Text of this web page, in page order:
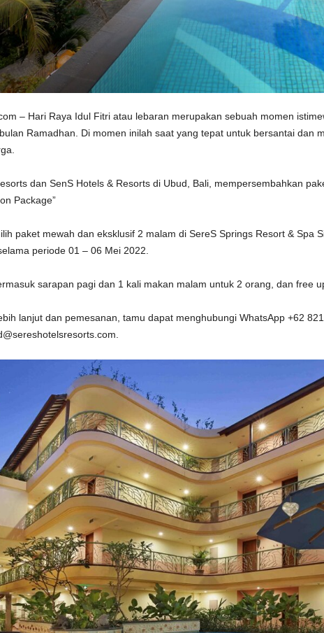
– Hari Raya Idul Fitri atau lebaran merupakan sebuah momen
Ramadhan. Di momen inilah saat yang tepat untuk bersantai dan
dan SenS Hotels & Resorts di Ubud, Bali, mempersembahkan
Package”
paket mewah dan eksklusif 2 malam di SereS Springs Resort & Spa
periode 01 – 06 Mei 2022.
sarapan pagi dan 1 kali makan malam untuk 2 orang, dan free
lanjut dan pemesanan, tamu dapat menghubungi WhatsApp +62